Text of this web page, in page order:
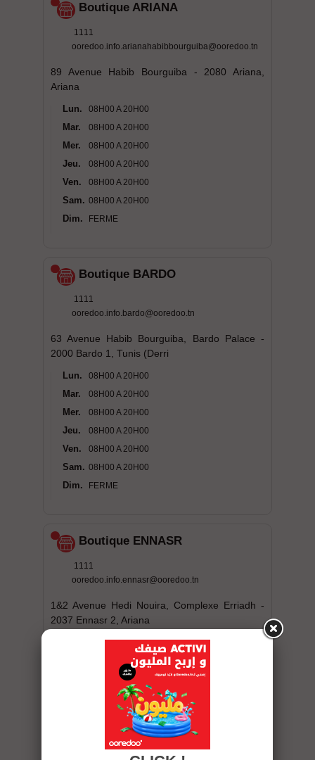
Boutique ARIANA
1111
ooredoo.info.arianahabibbourguiba@ooredoo.tn
89 Avenue Habib Bourguiba - 2080 Ariana,
Ariana
Lun. 08H00 A 20H00
Mar. 08H00 A 20H00
Mer. 08H00 A 20H00
Jeu. 08H00 A 20H00
Ven. 08H00 A 20H00
Sam. 08H00 A 20H00
Dim. FERME
Boutique BARDO
1111
ooredoo.info.bardo@ooredoo.tn
63 Avenue Habib Bourguiba, Bardo Palace -
2000 Bardo 1, Tunis (Derri
Lun. 08H00 A 20H00
Mar. 08H00 A 20H00
Mer. 08H00 A 20H00
Jeu. 08H00 A 20H00
Ven. 08H00 A 20H00
Sam. 08H00 A 20H00
Dim. FERME
Boutique ENNASR
1111
ooredoo.info.ennasr@ooredoo.tn
1&2 Avenue Hedi Nouira, Complexe Erriadh -
2037 Ennasr 2, Ariana
08H00 A 20H00
08H00 A 20H00
08H00 A 20H00
08H00 A 20H00
08H00 A 20H00
08H00 A 20H00
FERME